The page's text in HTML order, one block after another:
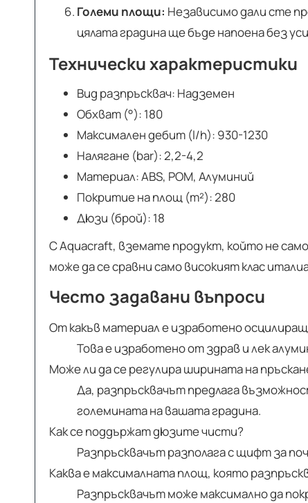
Големи площи: Независимо дали сте
цялата градина ще бъде напоена без
Технически характеристики
Вид разпръсквач: Надземен
Обхват (°): 180
Максимален дебит (l/h): 930-1230
Налягане (bar): 2,2-4,2
Материал: ABS, POM, Алуминий
Покритие на площ (m²): 280
Дюзи (брой): 18
С Aquacraft, вземате продукт, който не
може да се сравни само високият клас
Често задавани въпроси
От какъв материал е изработено
Това е изработено от здрав и лек
Може ли да се регулира ширината на
Да, разпръсквачът предлага
големината на вашата градина.
Как се поддържат дюзите чисти?
Разпръсквачът разполага с щифт за
Каква е максималната площ, която
Разпръсквачът може максимално да